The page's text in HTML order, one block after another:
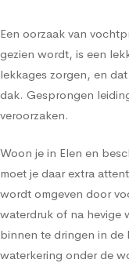
Een oorzaak van
gezien wordt, is een
lekkages zorgen, en
dak. Gesprongen
veroorzaken.
Woon je in Elen en
moet je daar extra
wordt omgeven door
waterdruk of na hevige
binnen te dringen in de
waterkering onder de